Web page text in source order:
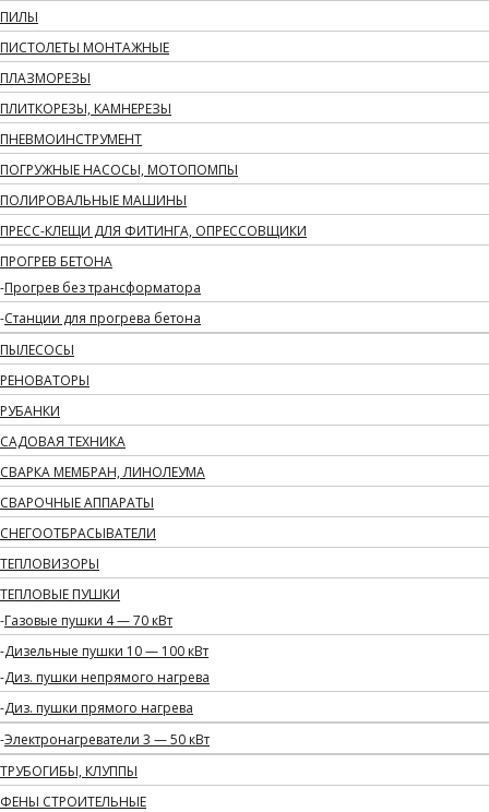
ПИЛЫ
ПИСТОЛЕТЫ МОНТАЖНЫЕ
ПЛАЗМОРЕЗЫ
ПЛИТКОРЕЗЫ, КАМНЕРЕЗЫ
ПНЕВМОИНСТРУМЕНТ
ПОГРУЖНЫЕ НАСОСЫ, МОТОПОМПЫ
ПОЛИРОВАЛЬНЫЕ МАШИНЫ
ПРЕСС-КЛЕЩИ ДЛЯ ФИТИНГА, ОПРЕССОВЩИКИ
ПРОГРЕВ БЕТОНА
Прогрев без трансформатора
Станции для прогрева бетона
ПЫЛЕСОСЫ
РЕНОВАТОРЫ
РУБАНКИ
САДОВАЯ ТЕХНИКА
СВАРКА МЕМБРАН, ЛИНОЛЕУМА
СВАРОЧНЫЕ АППАРАТЫ
СНЕГООТБРАСЫВАТЕЛИ
ТЕПЛОВИЗОРЫ
ТЕПЛОВЫЕ ПУШКИ
Газовые пушки 4 — 70 кВт
Дизельные пушки 10 — 100 кВт
Диз. пушки непрямого нагрева
Диз. пушки прямого нагрева
Электронагреватели 3 — 50 кВт
ТРУБОГИБЫ, КЛУППЫ
ФЕНЫ СТРОИТЕЛЬНЫЕ